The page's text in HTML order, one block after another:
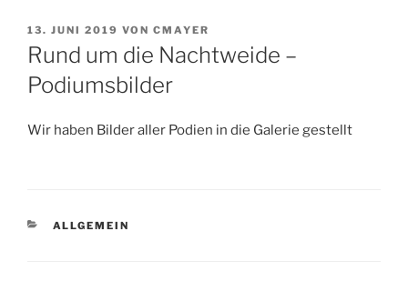
VERÖFFENTLICHT
AM
13. JUNI 2019 VON CMAYER
Rund um die Nachtweide –
Podiumsbilder
Wir haben Bilder aller Podien in die Galerie gestellt
KATEGORIEN
ALLGEMEIN